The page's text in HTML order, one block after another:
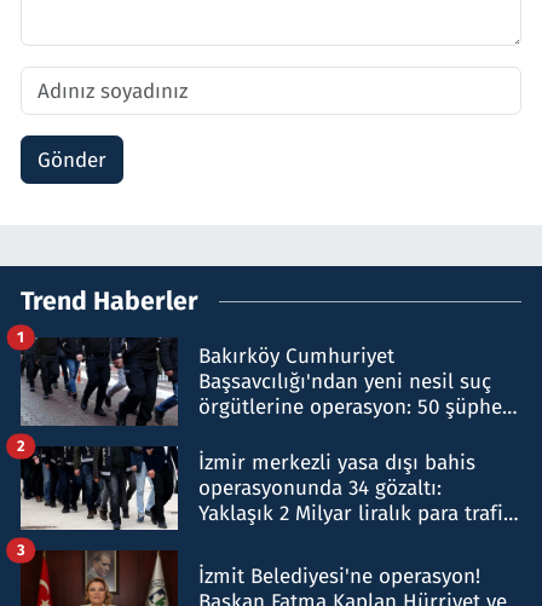
Gönder
Trend Haberler
Bakırköy Cumhuriyet
Başsavcılığı'ndan yeni nesil suç
örgütlerine operasyon: 50 şüpheli
1
İzmir merkezli yasa dışı bahis
operasyonunda 34 gözaltı:
Yaklaşık 2 Milyar liralık para trafiği
2
İzmit Belediyesi'ne operasyon!
3